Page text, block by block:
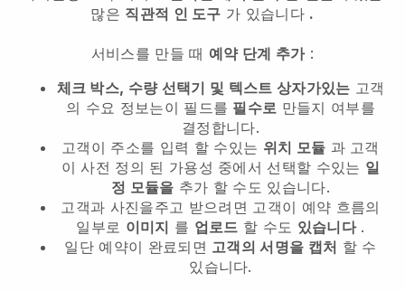
많은 직관적 인 도구 가 있습니다 .
서비스를 만들 때 예약 단계 추가:
체크 박스, 수량 선택기 및 텍스트 상자가있는 고객
의 수요 정보는이 필드를 필수로 만들지 여부를
결정합니다.
고객이 주소를 입력 할 수있는 위치 모듈 과 고객
이 사전 정의 된 가용성 중에서 선택할 수있는 일
정 모듈을 추가 할 수도 있습니다.
고객과 사진을주고 받으려면 고객이 예약 흐름의
일부로 이미지 를 업로드 할 수도 있습니다.
일단 예약이 완료되면 고객의 서명을 캡처 할 수
있습니다.